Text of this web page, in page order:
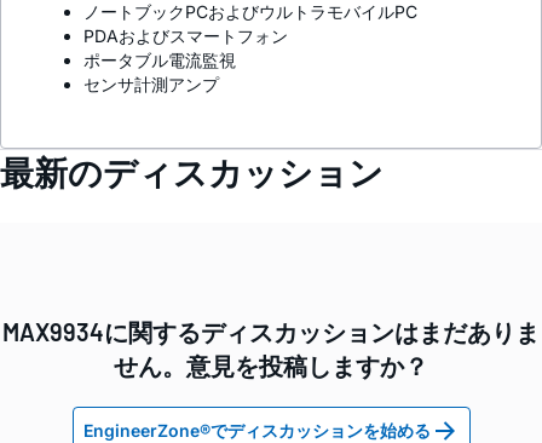
ノートブックPCおよびウルトラモバイルPC
PDAおよびスマートフォン
ポータブル電流監視
センサ計測アンプ
最新のディスカッション
MAX9934に関するディスカッションはまだありま
せん。意見を投稿しますか？
EngineerZone®でディスカッションを始める